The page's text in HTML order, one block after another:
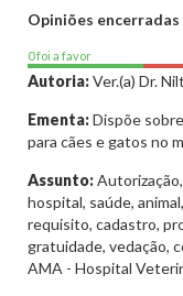
Opiniões encerradas
0 foi a favor
Autoria:Ver.(a) Dr.
Ementa:Dispõe
para cães e gatos no
Assunto:
hospital, saúde,
requisito, cadastro,
gratuidade, vedação,
AMA - Hospital